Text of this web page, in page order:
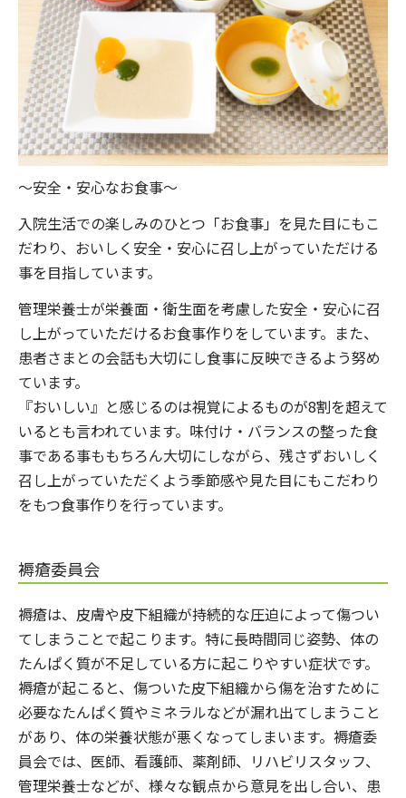
～安全・安心なお食事～
入院生活での楽しみのひとつ「お食事」を見た目にもこ
だわり、おいしく安全・安心に召し上がっていただける
事を目指しています。
管理栄養士が栄養面・衛生面を考慮した安全・安心に召
し上がっていただけるお食事作りをしています。また、
患者さまとの会話も大切にし食事に反映できるよう努め
ています。
『おいしい』と感じるのは視覚によるものが8割を超えて
いるとも言われています。味付け・バランスの整った食
事である事ももちろん大切にしながら、残さずおいしく
召し上がっていただくよう季節感や見た目にもこだわり
をもつ食事作りを行っています。
褥瘡委員会
褥瘡は、皮膚や皮下組織が持続的な圧迫によって傷つい
てしまうことで起こります。特に長時間同じ姿勢、体の
たんぱく質が不足している方に起こりやすい症状です。
褥瘡が起こると、傷ついた皮下組織から傷を治すために
必要なたんぱく質やミネラルなどが漏れ出てしまうこと
があり、体の栄養状態が悪くなってしまいます。褥瘡委
員会では、医師、看護師、薬剤師、リハビリスタッフ、
管理栄養士などが、様々な観点から意見を出し合い、患